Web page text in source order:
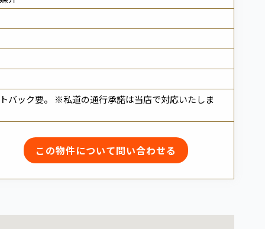
バック要。 ※私道の通行承諾は当店で対応いたしま
この物件について問い合わせる